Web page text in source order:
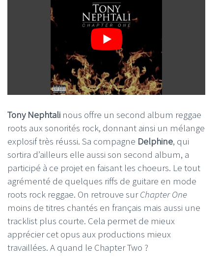
Tony Nephtali nous offre un second album reggae
roots aux sonorités rock, donnant ainsi un mélange
explosif très réussi. Sa compagne Delphine, qui
sortira d’ailleurs elle aussi son second album, a
participé à ce projet en faisant les choeurs. Le tout
agrémenté de quelques riffs de guitare en mode
roots rock reggae. On retrouve surChapter One
moins de titres chantés en français mais aussi une
tracklist plus courte. Cela permet de mieux
apprécier cet opus aux productions mieux
travaillées. A quand le Chapter Two ?